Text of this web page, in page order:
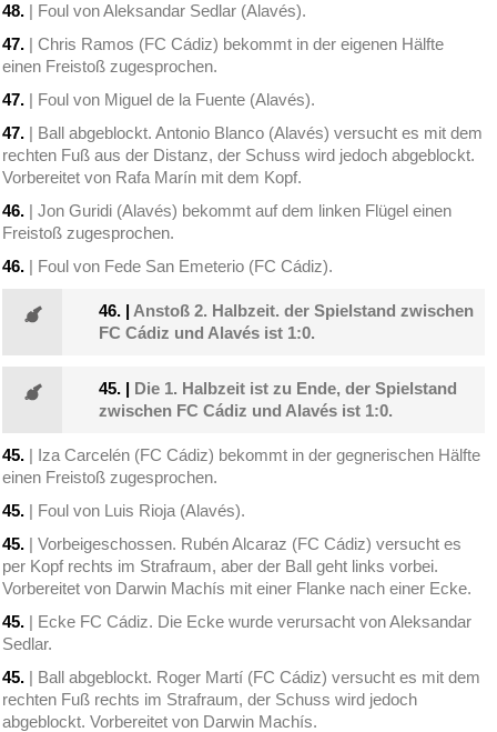
48. | Foul von Aleksandar Sedlar (Alavés).
47. | Chris Ramos (FC Cádiz) bekommt in der eigenen Hälfte
einen Freistoß zugesprochen.
47. | Foul von Miguel de la Fuente (Alavés).
47. | Ball abgeblockt. Antonio Blanco (Alavés) versucht es mit dem
rechten Fuß aus der Distanz, der Schuss wird jedoch abgeblockt.
Vorbereitet von Rafa Marín mit dem Kopf.
46. | Jon Guridi (Alavés) bekommt auf dem linken Flügel einen
Freistoß zugesprochen.
46. | Foul von Fede San Emeterio (FC Cádiz).
46. | Anstoß 2. Halbzeit. der Spielstand zwischen
FC Cádiz und Alavés ist 1:0.
45. | Die 1. Halbzeit ist zu Ende, der Spielstand
zwischen FC Cádiz und Alavés ist 1:0.
45. | Iza Carcelén (FC Cádiz) bekommt in der gegnerischen Hälfte
einen Freistoß zugesprochen.
45. | Foul von Luis Rioja (Alavés).
45. | Vorbeigeschossen. Rubén Alcaraz (FC Cádiz) versucht es
per Kopf rechts im Strafraum, aber der Ball geht links vorbei.
Vorbereitet von Darwin Machís mit einer Flanke nach einer Ecke.
45. | Ecke FC Cádiz. Die Ecke wurde verursacht von Aleksandar
Sedlar.
45. | Ball abgeblockt. Roger Martí (FC Cádiz) versucht es mit dem
rechten Fuß rechts im Strafraum, der Schuss wird jedoch
abgeblockt. Vorbereitet von Darwin Machís.